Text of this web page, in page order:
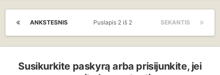
ANKSTESNIS SEKANTIS
Puslapis 2 iš 2
Susikurkite paskyrą arba prisijunkite, jei